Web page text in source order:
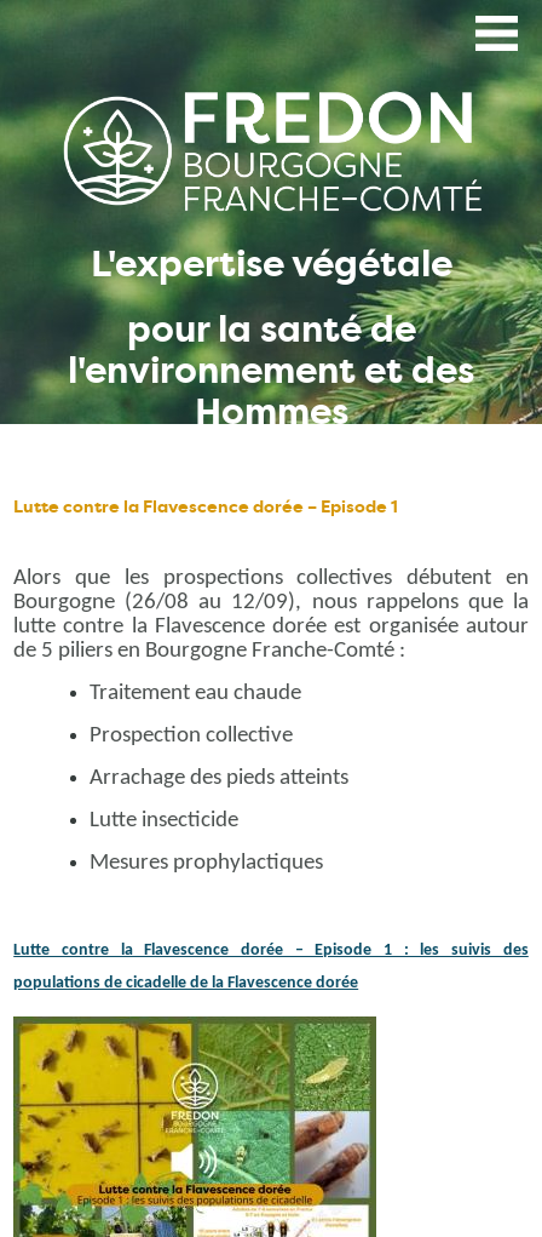
L'expertise végétale
pour la santé de
l'environnement et des
Hommes
Lutte contre la Flavescence dorée – Episode 1
Alors que les prospections collectives débutent en
Bourgogne (26/08 au 12/09), nous rappelons que la
lutte contre la Flavescence dorée est organisée autour
de 5 piliers en Bourgogne Franche-Comté :
Traitement eau chaude
Prospection collective
Arrachage des pieds atteints
Lutte insecticide
Mesures prophylactiques
Lutte contre la Flavescence dorée – Episode 1 : les suivis des
populations de cicadelle de la Flavescence dorée